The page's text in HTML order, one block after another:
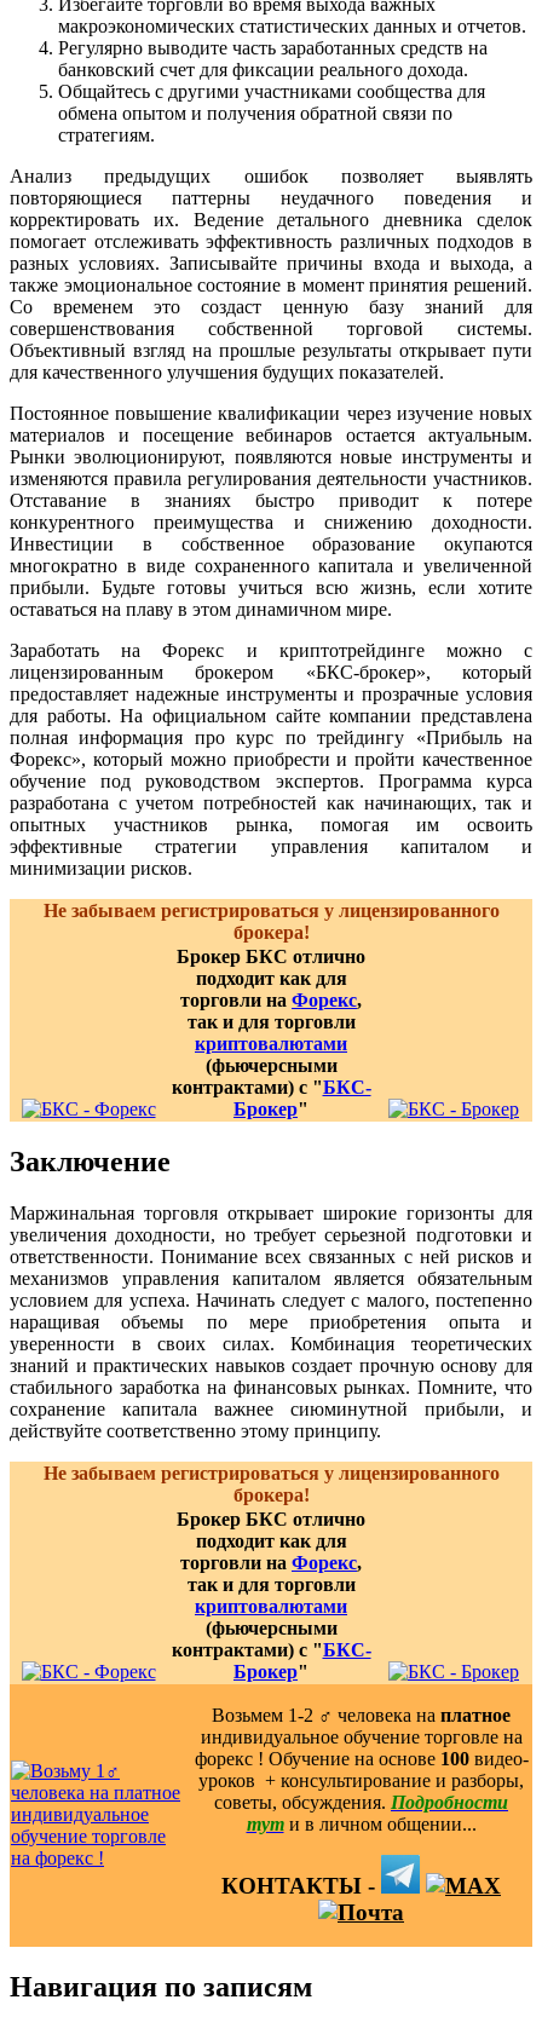
макроэкономических статистических данных и отчетов.
Регулярно выводите часть заработанных средств на
банковский счет для фиксации реального дохода.
Общайтесь с другими участниками сообщества для
обмена опытом и получения обратной связи по
стратегиям.
Анализ предыдущих ошибок позволяет выявлять
повторяющиеся паттерны неудачного поведения и
корректировать их. Ведение детального дневника сделок
помогает отслеживать эффективность различных подходов в
разных условиях. Записывайте причины входа и выхода, а
также эмоциональное состояние в момент принятия решений.
Со временем это создаст ценную базу знаний для
совершенствования собственной торговой системы.
Объективный взгляд на прошлые результаты открывает пути
для качественного улучшения будущих показателей.
Постоянное повышение квалификации через изучение новых
материалов и посещение вебинаров остается актуальным.
Рынки эволюционируют, появляются новые инструменты и
изменяются правила регулирования деятельности участников.
Отставание в знаниях быстро приводит к потере
конкурентного преимущества и снижению доходности.
Инвестиции в собственное образование окупаются
многократно в виде сохраненного капитала и увеличенной
прибыли. Будьте готовы учиться всю жизнь, если хотите
оставаться на плаву в этом динамичном мире.
Заработать на Форекс и криптотрейдинге можно с
лицензированным брокером «БКС-брокер», который
предоставляет надежные инструменты и прозрачные условия
для работы. На официальном сайте компании представлена
полная информация про курс по трейдингу «Прибыль на
Форекс», который можно приобрести и пройти качественное
обучение под руководством экспертов. Программа курса
разработана с учетом потребностей как начинающих, так и
опытных участников рынка, помогая им освоить
эффективные стратегии управления капиталом и
минимизации рисков.
Не забываем регистрироваться у лицензированного
брокера!
Брокер БКС отлично
подходит как для
торговли на Форекс,
так и для торговли
криптовалютами
(фьючерсными
контрактами) с "БКС-
Брокер"
Заключение
Маржинальная торговля открывает широкие горизонты для
увеличения доходности, но требует серьезной подготовки и
ответственности. Понимание всех связанных с ней рисков и
механизмов управления капиталом является обязательным
условием для успеха. Начинать следует с малого, постепенно
наращивая объемы по мере приобретения опыта и
уверенности в своих силах. Комбинация теоретических
знаний и практических навыков создает прочную основу для
стабильного заработка на финансовых рынках. Помните, что
сохранение капитала важнее сиюминутной прибыли, и
действуйте соответственно этому принципу.
Не забываем регистрироваться у лицензированного
брокера!
Брокер БКС отлично
подходит как для
торговли на Форекс,
так и для торговли
криптовалютами
(фьючерсными
контрактами) с "БКС-
Брокер"
Возьмем 1-2 ‍♂️ человека на платное
индивидуальное обучение торговле на
форекс ! Обучение на основе 100видео-
уроков ️ + консультирование и разборы,
советы, обсуждения. Подробности
тут и в личном общении...
КОНТАКТЫ -
Навигация по записям